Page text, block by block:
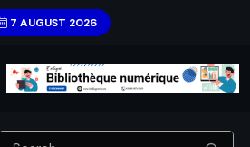
7 AUGUST 2026